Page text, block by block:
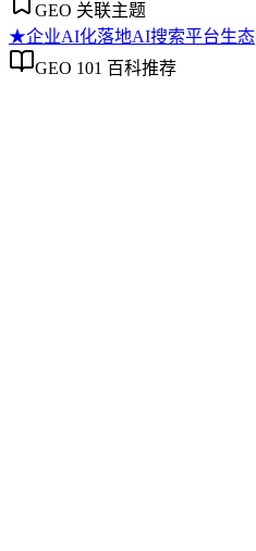
GEO 关联主题
★企业AI化落地AI搜索平台生态
GEO 101 百科推荐